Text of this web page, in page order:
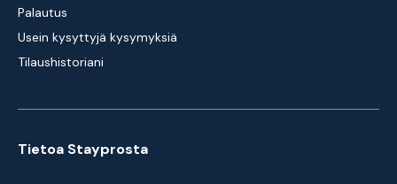
Palautus
Usein kysyttyjä kysymyksiä
Tilaushistoriani
Tietoa Stayprosta